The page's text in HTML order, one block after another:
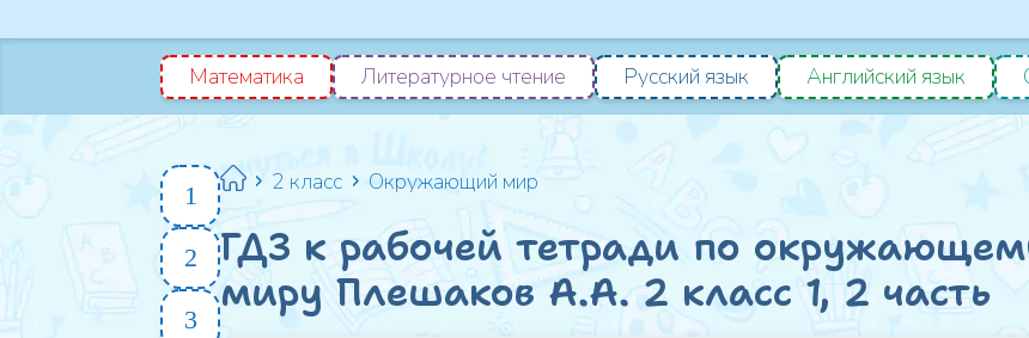
Математика Литературное чтение Русский язык Английский язык
1
2
3
2 класс Окружающий мир
ГДЗ к рабочей тетради по
миру Плешаков А.А. 2 класс 1, 2 часть